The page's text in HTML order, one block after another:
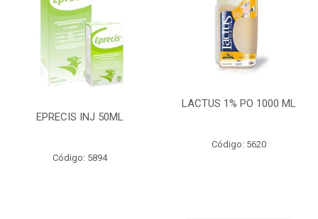
EPRECIS INJ 50ML
Código: 5894
LACTUS 1% PO 1000 ML
Código: 5620